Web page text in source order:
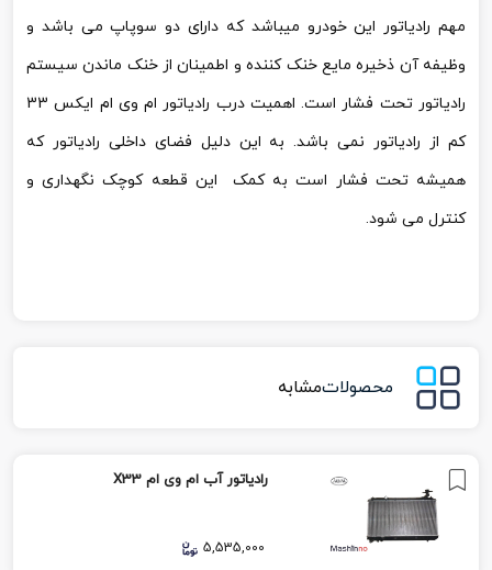
مهم رادیاتور این خودرو میباشد که دارای دو سوپاپ می باشد و
وظیفه آن ذخیره مایع خنک کننده و اطمینان از خنک ماندن سیستم
رادیاتور تحت فشار است. اهمیت درب رادیاتور ام وی ام ایکس 33
کم از رادیاتور نمی باشد. به این دلیل فضای داخلی رادیاتور که
همیشه تحت فشار است به کمک این قطعه کوچک نگهداری و
کنترل می شود.
محصولاتمشابه
رادیاتور آب ام وی ام X33
5,535,000